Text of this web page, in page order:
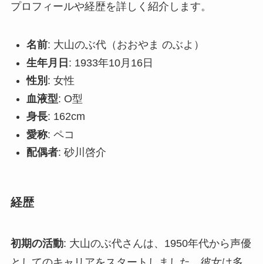
プロフィールや経歴を詳しく紹介します。
名前: 大山のぶ代（おおやま のぶよ）
生年月日 : 1933年10月16日
性別 : 女性
血液型: O型
身長: 162cm
愛称: ペコ
配偶者: 砂川啓介
経歴
初期の活動: 大山のぶ代さんは、1950年代から声優